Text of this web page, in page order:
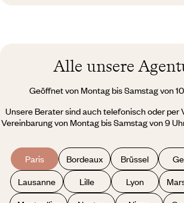
Alle unsere
Geöffnet von Montag bis Samstag von 10
Unsere Berater sind auch telefonisch oder per
Vereinbarung von Montag bis Samstag von 9
Paris Bordeaux Brüssel
Lausanne
Lille Lyon